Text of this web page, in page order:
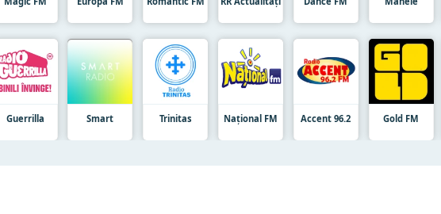
Guerrilla Smart Trinitas Național FM Accent 96.2 Gold FM